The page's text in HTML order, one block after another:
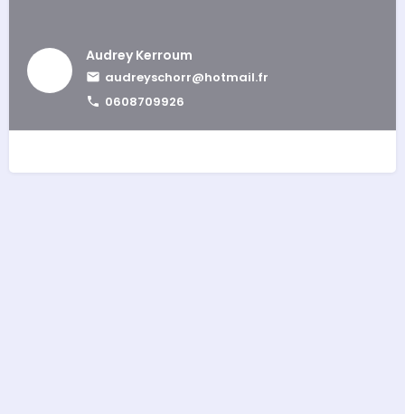
Audrey Kerroum
audreyschorr@hotmail.fr
0608709926